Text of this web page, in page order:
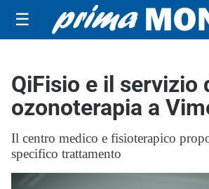
☰
QiFisio e il servizio
ozonoterapia a
Il centro medico e fisioterapico
specifico trattamento